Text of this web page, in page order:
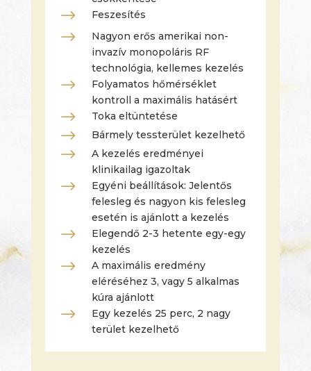
$ Feszesítés
$
Nagyon erős amerikai non-
invazív monopoláris RF
technológia, kellemes kezelés
$
Folyamatos hőmérséklet
kontroll a maximális hatásért
$ Toka eltüntetése
$ Bármely tessterület kezelhető
$
A kezelés eredményei
klinikailag igazoltak
$
Egyéni beállítások: Jelentős
felesleg és nagyon kis felesleg
esetén is ajánlott a kezelés
$
Elegendő 2-3 hetente egy-egy
kezelés
$
A maximális eredmény
eléréséhez 3, vagy 5 alkalmas
kúra ajánlott
$
Egy kezelés 25 perc, 2 nagy
terület kezelhető